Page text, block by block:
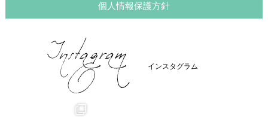
個人情報保護方針
インスタグラム